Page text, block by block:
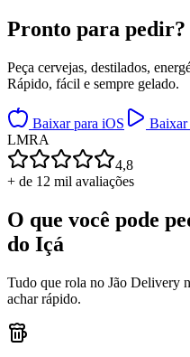
Pronto para pedir?
Peça cervejas, destilados,
Rápido, fácil e sempre gelado.
Baixar para iOS
Baixar
LMRA
4,8
+ de 12 mil avaliações
O que você pode
do Içá
Tudo que rola no Jão Delivery
achar rápido.